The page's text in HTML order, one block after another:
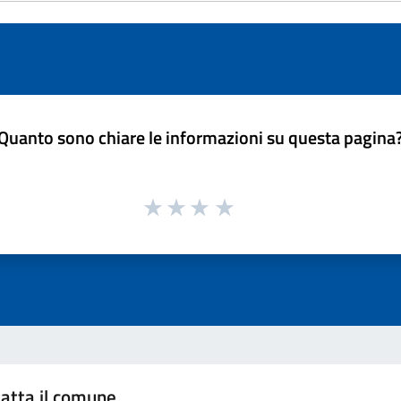
sono chiare le informazioni su questa